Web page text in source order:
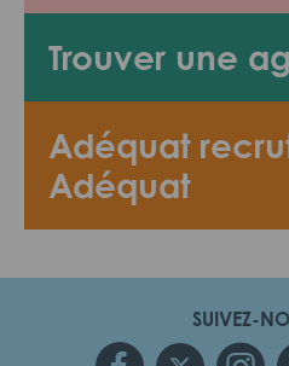
Trouver une
Adéquat
Adéquat
SUIVEZ-